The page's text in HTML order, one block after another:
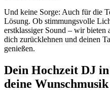
Und keine Sorge: Auch für die
Lösung. Ob stimmungsvolle
erstklassiger Sound – wir bieten
dich zurücklehnen und deinen
genießen.
Dein Hochzeit DJ
deine Wunschmusik